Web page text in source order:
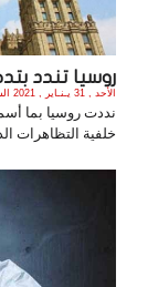
روسيا تندد
الأحد , 31 يـنـاير , 2021 الساعة 8:52:07 PM
نددت روسیا بما
خلفية التظاهرات